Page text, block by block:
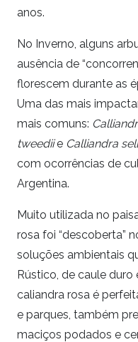
anos.
No Inverno, alguns
ausência de
florescem durante as
Uma das mais
mais comuns:
tweediie Calliandra
com ocorrências de
Argentina.
Muito utilizada no
rosa foi “descoberta”
soluções ambientais
Rústico, de caule duro
caliandra rosa é
e parques, também
maciços podados e